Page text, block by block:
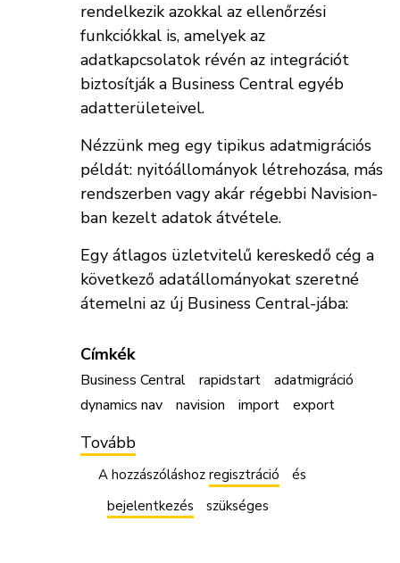
rendelkezik azokkal az ellenőrzési
funkciókkal is, amelyek az
adatkapcsolatok révén az integrációt
biztosítják a Business Central egyéb
adatterületeivel.
Nézzünk meg egy tipikus adatmigrációs
példát: nyitóállományok létrehozása, más
rendszerben vagy akár régebbi Navision-
ban kezelt adatok átvétele.
Egy átlagos üzletvitelű kereskedő cég a
következő adatállományokat szeretné
átemelni az új Business Central-jába:
Címkék
Business Central rapidstart
adatmigráció
dynamics nav
navision import export
Tovább
adatmigráció,
adatbetöltés
vagy
adatok
A hozzászóláshoz regisztráció
és
bejelentkezés
szükséges